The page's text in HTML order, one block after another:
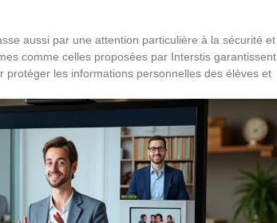
aussi par une attention particulière à la sécurité et
comme celles proposées par Interstis garantissent
les informations personnelles des élèves et